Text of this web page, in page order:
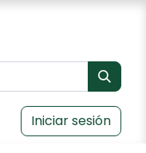
Iniciar sesión